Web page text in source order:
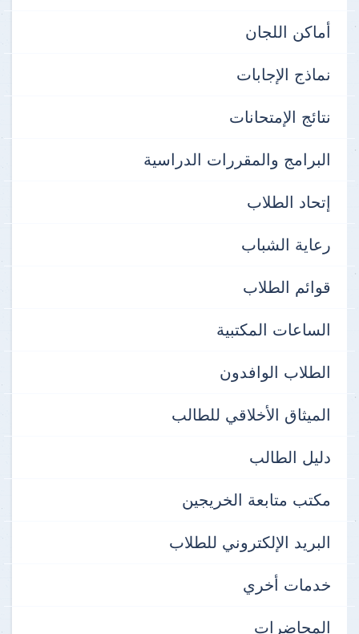
أماكن اللجان
نماذج الإجابات
نتائج الإمتحانات
البرامج والمقررات الدراسية
إتحاد الطلاب
رعاية الشباب
قوائم الطلاب
الساعات المكتبية
الطلاب الوافدون
الميثاق الأخلاقي للطالب
دليل الطالب
مكتب متابعة الخريجين
البريد الإلكتروني للطلاب
خدمات أخري
المحاضرات